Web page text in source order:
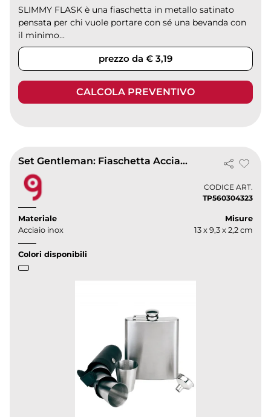
SLIMMY FLASK è una fiaschetta in metallo satinato
pensata per chi vuole portare con sé una bevanda con
il minimo...
prezzo da € 3,19
CALCOLA PREVENTIVO
Set Gentleman: Fiaschetta Acciaio Inox 210ml con 4 Bicchierini
CODICE ART.
TP560304323
Materiale
Acciaio inox
Misure
13 x 9,3 x 2,2 cm
Colori disponibili